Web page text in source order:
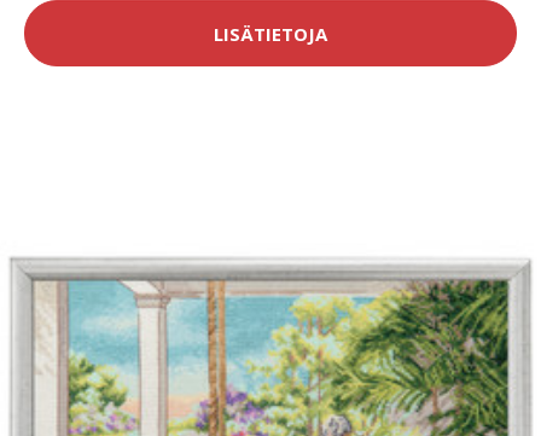
LISÄTIETOJA